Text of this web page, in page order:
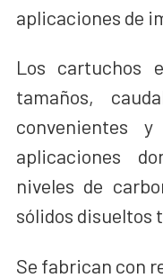
aplicaciones de
Los cartuchos
tamaños,
convenientes
aplicaciones
niveles de
sólidos disueltos
Se fabrican con